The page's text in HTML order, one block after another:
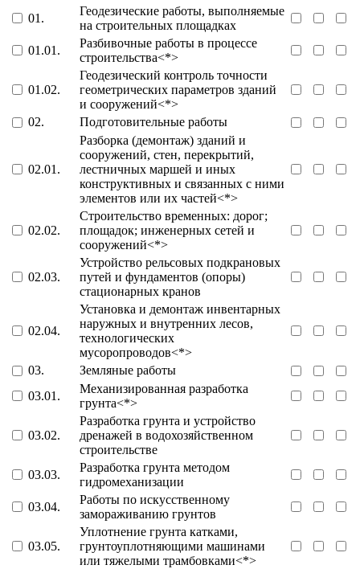
01.
Геодезические работы, выполняемые
на строительных площадках
01.01.
Разбивочные работы в процессе
строительства<*>
01.02.
Геодезический контроль точности
геометрических параметров зданий
и сооружений<*>
02.
Подготовительные работы
02.01.
Разборка (демонтаж) зданий и
сооружений, стен, перекрытий,
лестничных маршей и иных
конструктивных и связанных с ними
элементов или их частей<*>
02.02.
Строительство временных: дорог;
площадок; инженерных сетей и
сооружений<*>
02.03.
Устройство рельсовых подкрановых
путей и фундаментов (опоры)
стационарных кранов
02.04.
Установка и демонтаж инвентарных
наружных и внутренних лесов,
технологических
мусоропроводов<*>
03.
Земляные работы
03.01.
Механизированная разработка
грунта<*>
03.02.
Разработка грунта и устройство
дренажей в водохозяйственном
строительстве
03.03.
Разработка грунта методом
гидромеханизации
03.04.
Работы по искусственному
замораживанию грунтов
03.05.
Уплотнение грунта катками,
грунтоуплотняющими машинами
или тяжелыми трамбовками<*>